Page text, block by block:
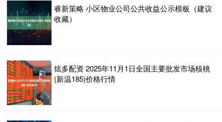
睿新策略 小区物业公司公共收益公示模板（建议
收藏）
炫多配资 2025年11月1日全国主要批发市场核桃
(新温185)价格行情